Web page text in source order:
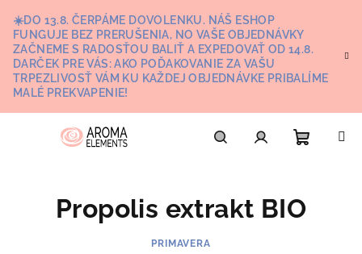
obsah
☀️DO 13.8. ČERPÁME DOVOLENKU. NÁŠ ESHOP
FUNGUJE BEZ PRERUŠENIA, NO VAŠE OBJEDNÁVKY
ZAČNEME S RADOSŤOU BALIŤ A EXPEDOVAŤ OD 14.8.
DARČEK PRE VÁS: AKO POĎAKOVANIE ZA VAŠU
TRPEZLIVOSŤ VÁM KU KAŽDEJ OBJEDNÁVKE PRIBALÍME
MALÉ PREKVAPENIE!
košík
Propolis extrakt BIO
PRIMAVERA